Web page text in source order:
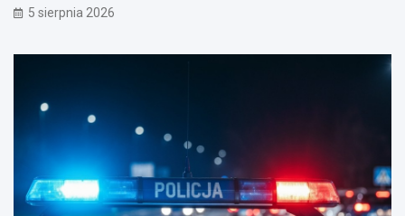
5 sierpnia 2026